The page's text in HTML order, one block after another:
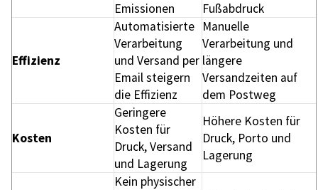
Emissionen
Fußabdruck
Effizienz
Automatisierte
Verarbeitung
und Versand per
Email steigern
die Effizienz
Manuelle
Verarbeitung und
längere
Versandzeiten auf
dem Postweg
Kosten
Geringere
Kosten für
Druck, Versand
und Lagerung
Höhere Kosten für
Druck, Porto und
Lagerung
Kein physischer